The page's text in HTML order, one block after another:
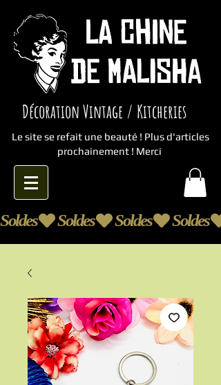
Décoration Vintage / Kitcheries
Le site se refait une beauté ! Plus d'articles
prochainement ! Merci
Soldes